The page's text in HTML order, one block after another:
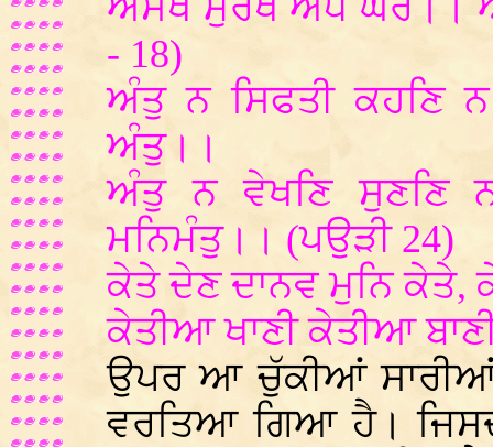
- 18)
ਅੰਤੁ ਨ ਸਿਫਤੀ ਕਹਣਿ
ਅੰਤੁ।।
ਅੰਤੁ ਨ ਵੇਖਣਿ ਸੁਣਣਿ
ਮਨਿਮੰਤੁ।। (ਪਉੜੀ 24)
ਕੇਤੇ ਦੇਣ ਦਾਨਵ ਮੁਨਿ
ਕੇਤੀਆ ਖਾਣੀ ਕੇਤੀਆ
ਉਪਰ ਆ ਚੁੱਕੀਆਂ
ਵਰਤਿਆ ਗਿਆ ਹੈ।